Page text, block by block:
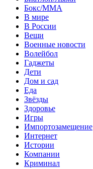
Бокс/MMA
В мире
В России
Вещи
Военные новости
Волейбол
Гаджеты
Дети
Дом и сад
Еда
Звёзды
Здоровье
Игры
Импортозамещение
Интернет
Истории
Компании
Криминал